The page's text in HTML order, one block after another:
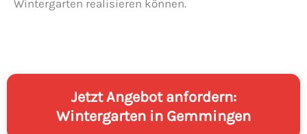
Wintergarten realisieren können.
Jetzt Angebot anfordern:
Wintergarten in Gemmingen